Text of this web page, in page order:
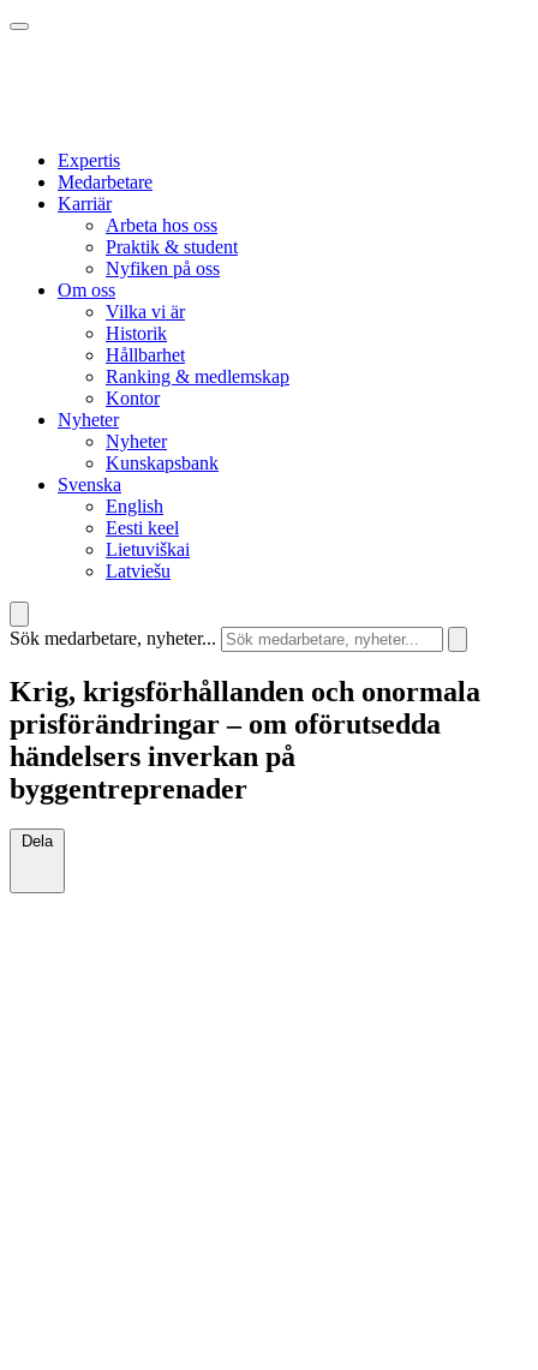
Expertis
Medarbetare
Karriär
Arbeta hos oss
Praktik & student
Nyfiken på oss
Om oss
Vilka vi är
Historik
Hållbarhet
Ranking & medlemskap
Kontor
Nyheter
Nyheter
Kunskapsbank
Svenska
English
Eesti keel
Lietuviškai
Latviešu
Sök medarbetare, nyheter...
Krig, krigsförhållanden och onormala
prisförändringar – om oförutsedda
händelsers inverkan på
byggentreprenader
Dela